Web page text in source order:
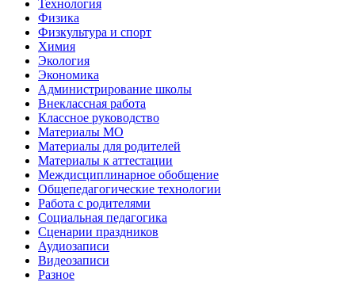
Технология
Физика
Физкультура и спорт
Химия
Экология
Экономика
Администрирование школы
Внеклассная работа
Классное руководство
Материалы МО
Материалы для родителей
Материалы к аттестации
Междисциплинарное обобщение
Общепедагогические технологии
Работа с родителями
Социальная педагогика
Сценарии праздников
Аудиозаписи
Видеозаписи
Разное